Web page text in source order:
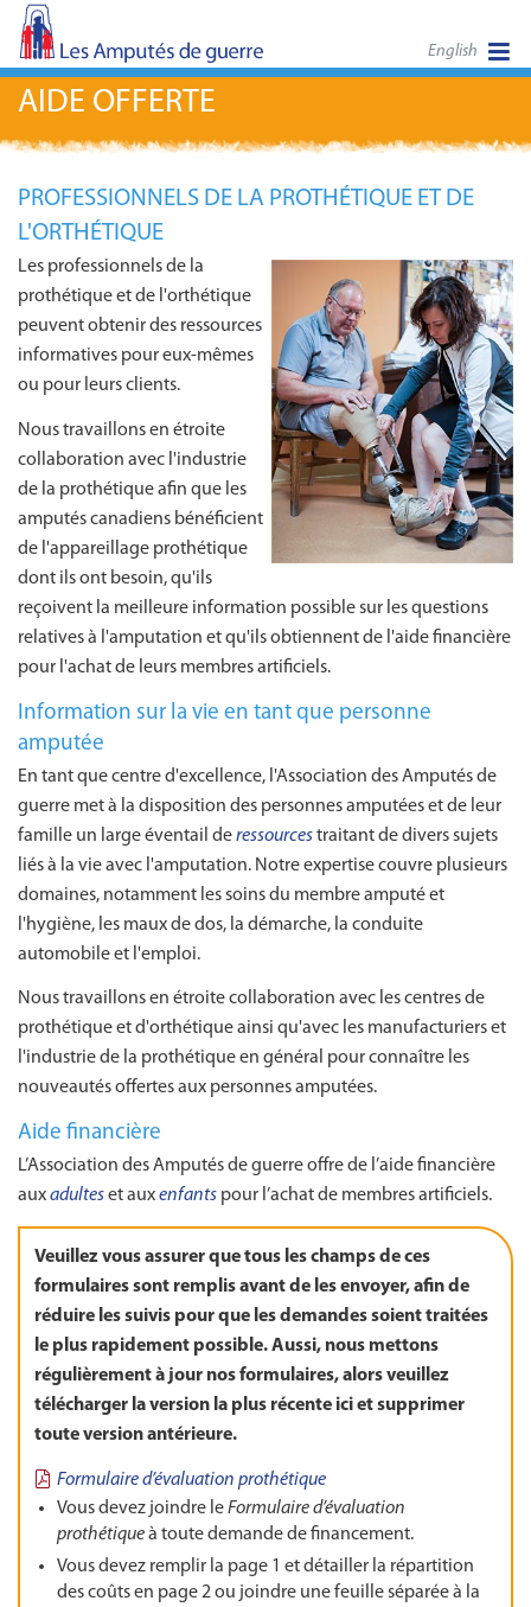
English
AIDE OFFERTE
PROFESSIONNELS DE LA PROTHÉTIQUE ET DE
L'ORTHÉTIQUE
Les professionnels de la
prothétique et de l'orthétique
peuvent obtenir des ressources
informatives pour eux-mêmes
ou pour leurs clients.
Nous travaillons en étroite
collaboration avec l'industrie
de la prothétique afin que les
amputés canadiens bénéficient
de l'appareillage prothétique
dont ils ont besoin, qu'ils
reçoivent la meilleure information possible sur les questions
relatives à l'amputation et qu'ils obtiennent de l'aide financière
pour l'achat de leurs membres artificiels.
Information sur la vie en tant que personne
amputée
En tant que centre d'excellence, l'Association des Amputés de
guerre met à la disposition des personnes amputées et de leur
famille un large éventail deressourcestraitant de divers sujets
liés à la vie avec l'amputation. Notre expertise couvre plusieurs
domaines, notamment les soins du membre amputé et
l'hygiène, les maux de dos, la démarche, la conduite
automobile et l'emploi.
Nous travaillons en étroite collaboration avec les centres de
prothétique et d'orthétique ainsi qu'avec les manufacturiers et
l'industrie de la prothétique en général pour connaître les
nouveautés offertes aux personnes amputées.
Aide financière
L’Association des Amputés de guerre offre de l’aide financière
auxadulteset auxenfants pour l’achat de membres artificiels.
Veuillez vous assurer que tous les champs de ces
formulaires sont remplis avant de les envoyer, afin de
réduire les suivis pour que les demandes soient traitées
le plus rapidement possible. Aussi, nous mettons
régulièrement à jour nos formulaires, alors veuillez
télécharger la version la plus récente ici et supprimer
toute version antérieure.
Formulaire d’évaluation prothétique
Vous devez joindre leFormulaire d’évaluation
prothétiqueà toute demande de financement.
Vous devez remplir la page 1 et détailler la répartition
des coûts en page 2 ou joindre une feuille séparée à la